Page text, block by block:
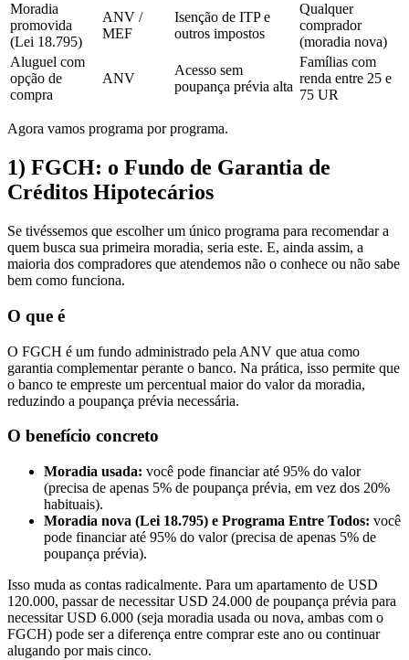
Moradia
promovida
(Lei 18.795)
ANV /
MEF
Isenção de ITP e
outros impostos
Qualquer
comprador
(moradia nova)
Aluguel com
opção de
compra
ANV
Acesso sem
poupança prévia alta
Famílias com
renda entre 25 e
75 UR
Agora vamos programa por programa.
1) FGCH: o Fundo de Garantia de
Créditos Hipotecários
Se tivéssemos que escolher um único programa para recomendar a
quem busca sua primeira moradia, seria este. E, ainda assim, a
maioria dos compradores que atendemos não o conhece ou não sabe
bem como funciona.
O que é
O FGCH é um fundo administrado pela ANV que atua como
garantia complementar perante o banco. Na prática, isso permite que
o banco te empreste um percentual maior do valor da moradia,
reduzindo a poupança prévia necessária.
O benefício concreto
Moradia usada: você pode financiar até 95% do valor
(precisa de apenas 5% de poupança prévia, em vez dos 20%
habituais).
Moradia nova (Lei 18.795) e Programa Entre Todos: você
pode financiar até 95% do valor (precisa de apenas 5% de
poupança prévia).
Isso muda as contas radicalmente. Para um apartamento de USD
120.000, passar de necessitar USD 24.000 de poupança prévia para
necessitar USD 6.000 (seja moradia usada ou nova, ambas com o
FGCH) pode ser a diferença entre comprar este ano ou continuar
alugando por mais cinco.